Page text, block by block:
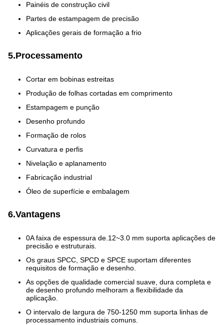
Painéis de construção civil
Partes de estampagem de precisão
Aplicações gerais de formação a frio
5.Processamento
Cortar em bobinas estreitas
Produção de folhas cortadas em comprimento
Estampagem e punção
Desenho profundo
Formação de rolos
Curvatura e perfis
Nivelação e aplanamento
Fabricação industrial
Óleo de superfície e embalagem
6.Vantagens
0A faixa de espessura de.12~3.0 mm suporta aplicações de
precisão e estruturais.
Os graus SPCC, SPCD e SPCE suportam diferentes
requisitos de formação e desenho.
As opções de qualidade comercial suave, dura completa e
de desenho profundo melhoram a flexibilidade da
aplicação.
O intervalo de largura de 750-1250 mm suporta linhas de
processamento industriais comuns.